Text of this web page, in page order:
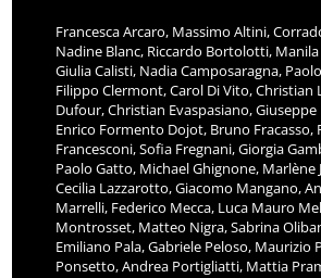
Francesca Arcaro, Massimo Altini,
Nadine Blanc, Riccardo Bortolotti, Manila
Giulia Calisti, Nadia Camposaragna,
Filippo Clermont, Carol Di Vito, Christian
Dufour, Christian Evaspasiano, Giuseppe
Enrico Formento Dojot, Bruno Fracasso,
Francesconi, Sofia Fregnani, Giorgia
Paolo Gatto, Michael Ghignone, Marlène
Cecilia Lazzarotto, Giacomo Mangano,
Marrelli, Federico Mecca, Luca Mauro
Montrosset, Matteo Nigra, Sabrina
Emiliano Pala, Gabriele Peloso, Maurizio
Ponsetto, Andrea Portigliatti, Mattia